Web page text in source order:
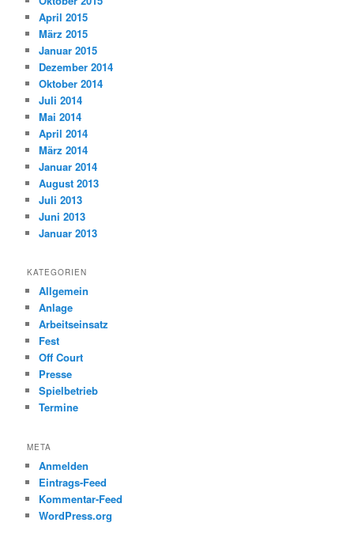
April 2015
März 2015
Januar 2015
Dezember 2014
Oktober 2014
Juli 2014
Mai 2014
April 2014
März 2014
Januar 2014
August 2013
Juli 2013
Juni 2013
Januar 2013
KATEGORIEN
Allgemein
Anlage
Arbeitseinsatz
Fest
Off Court
Presse
Spielbetrieb
Termine
META
Anmelden
Eintrags-Feed
Kommentar-Feed
WordPress.org